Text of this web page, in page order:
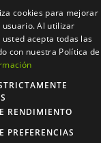
cookies para mejorar
Al utilizar
acepta todas las
con nuestra Política de
RENDIMIENTO
PREFERENCIAS